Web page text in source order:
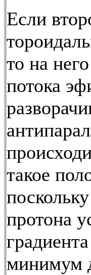
Если
то на
потока
такое
протона
минимум